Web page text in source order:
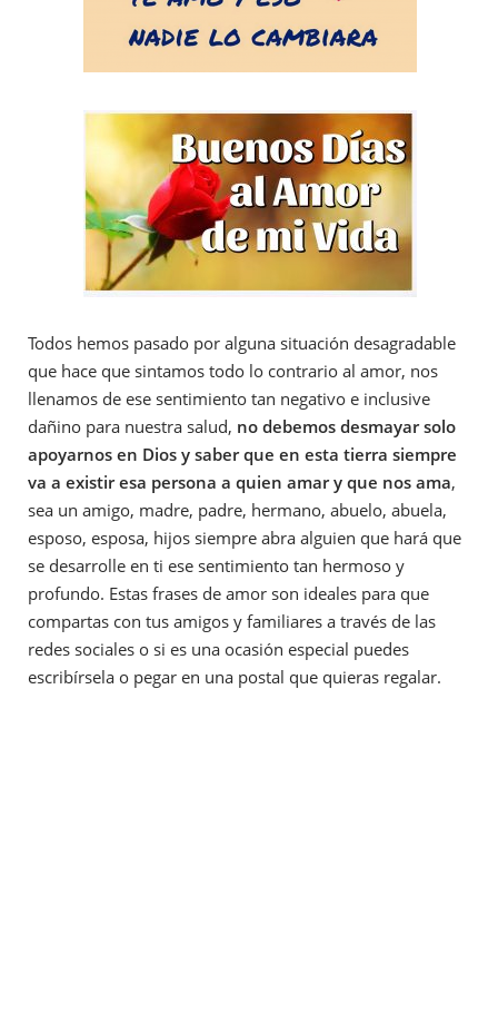
Todos hemos pasado por alguna situación desagradable
que hace que sintamos todo lo contrario al amor, nos
llenamos de ese sentimiento tan negativo e inclusive
dañino para nuestra salud, no debemos desmayar solo
apoyarnos en Dios y saber que en esta tierra siempre
va a existir esa persona a quien amar y que nos ama,
sea un amigo, madre, padre, hermano, abuelo, abuela,
esposo, esposa, hijos siempre abra alguien que hará que
se desarrolle en ti ese sentimiento tan hermoso y
profundo. Estas frases de amor son ideales para que
compartas con tus amigos y familiares a través de las
redes sociales o si es una ocasión especial puedes
escribírsela o pegar en una postal que quieras regalar.